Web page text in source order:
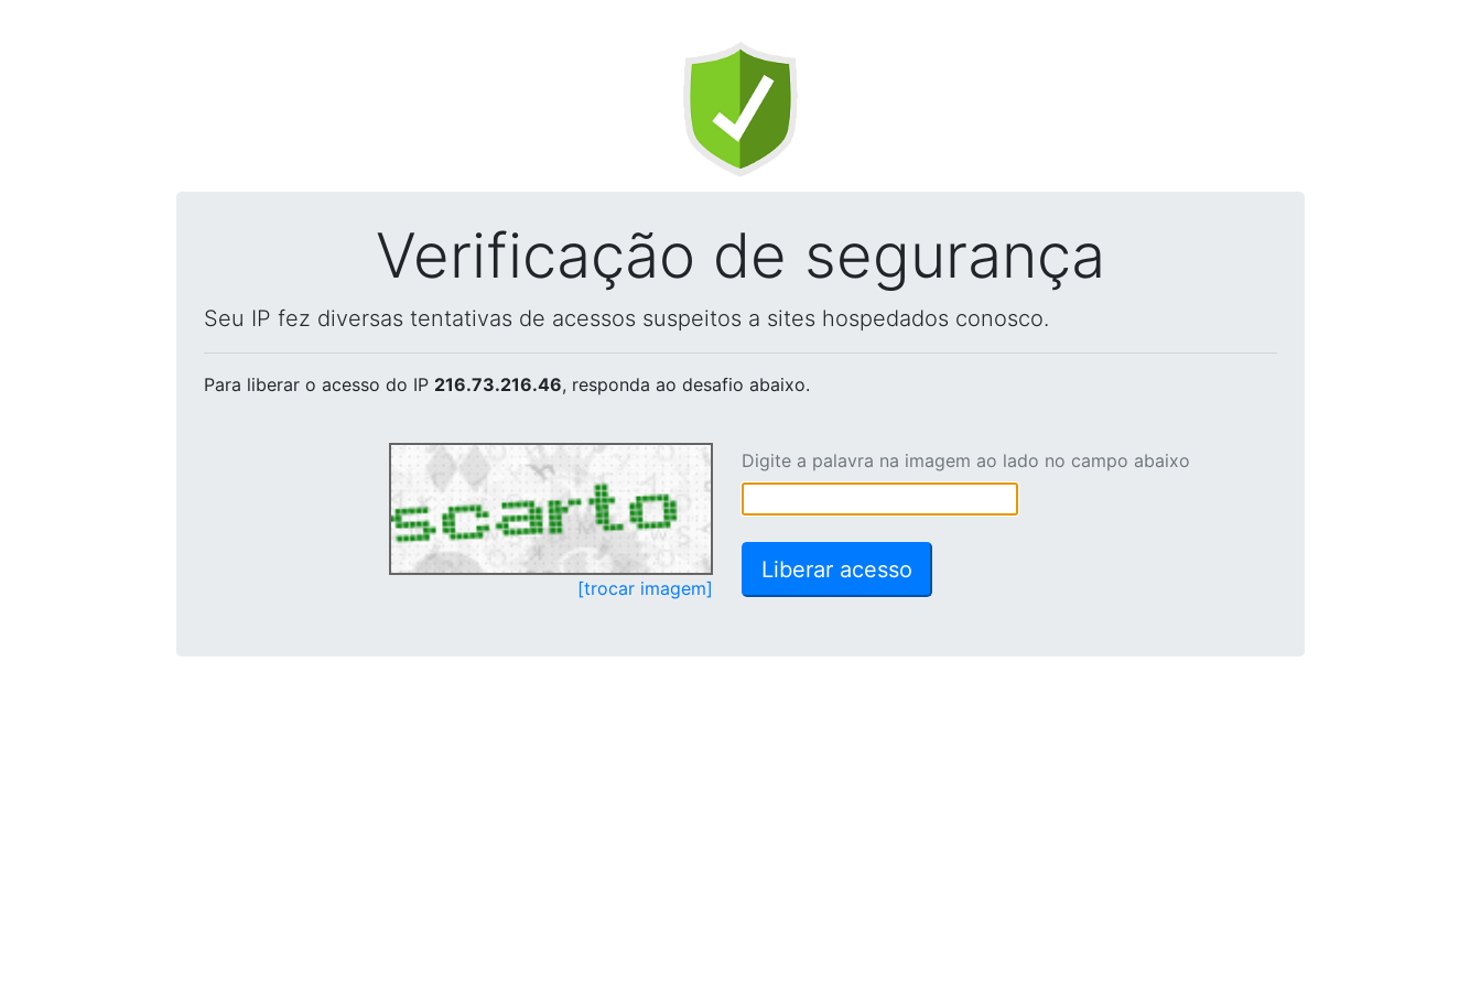
Verificação de segurança
Seu IP fez diversas tentativas de acessos suspeitos a sites hospedados conosco.
Para liberar o acesso do IP 216.73.216.46, responda ao desafio abaixo.
[trocar imagem]
Digite a palavra na imagem ao lado no campo abaixo